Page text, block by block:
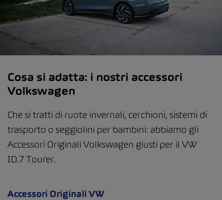
Cosa si adatta: i nostri accessori
Volkswagen
Che si tratti di ruote invernali, cerchioni, sistemi di
trasporto o seggiolini per bambini: abbiamo gli
Accessori Originali Volkswagen giusti per il VW
ID.7 Tourer.
Accessori Originali VW